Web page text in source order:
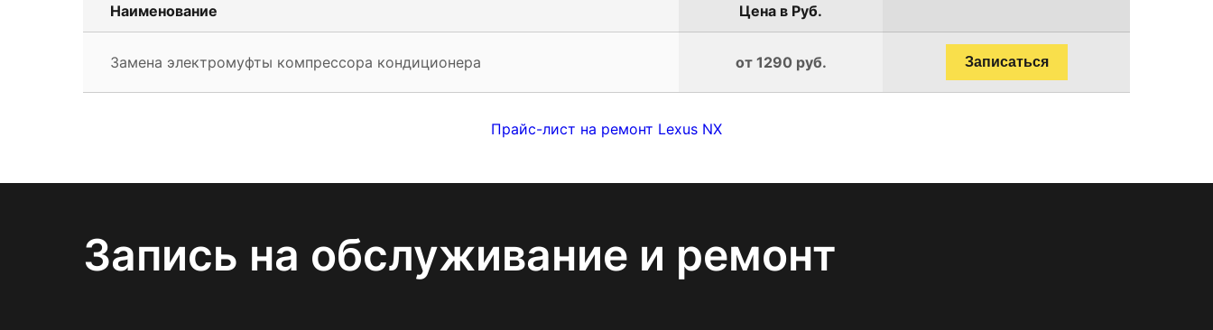
Наименование Цена в Руб.
Замена электромуфты компрессора кондиционера от 1290 руб. Записаться
Прайс-лист на ремонт Lexus NX
Запись на обслуживание и ремонт